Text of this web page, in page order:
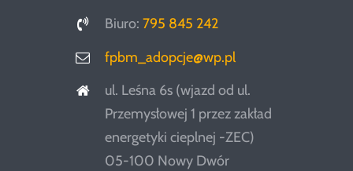
Biuro:795 845 242
fpbm_adopcje@wp.pl
ul. Leśna 6s (wjazd od ul.
Przemysłowej 1 przez zakład
energetyki cieplnej -ZEC)
05-100 Nowy Dwór